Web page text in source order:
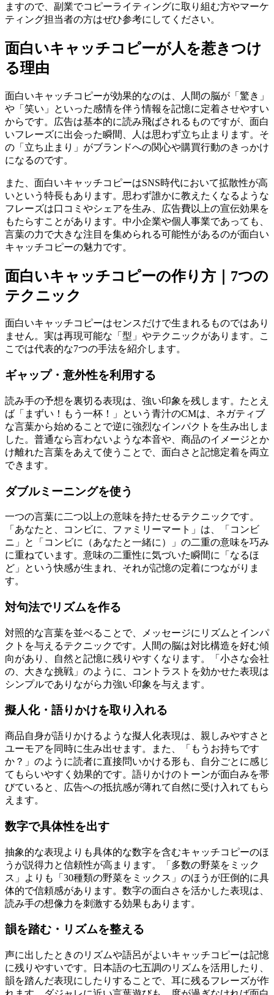
ますので、副業でコピーライティングに取り組む方やマーケ
ティング担当者の方はぜひ参考にしてください。
面白いキャッチコピーが人を惹きつけ
る理由
面白いキャッチコピーが効果的なのは、人間の脳が「驚き」
や「笑い」といった感情を伴う情報を記憶に定着させやすい
からです。広告は基本的に読み飛ばされるものですが、面白
いフレーズに出会った瞬間、人は思わず立ち止まります。そ
の「立ち止まり」がブランドへの関心や購買行動のきっかけ
になるのです。
また、面白いキャッチコピーはSNS時代において拡散性が高
いという特長もあります。思わず誰かに教えたくなるような
フレーズは口コミやシェアを生み、広告費以上の宣伝効果を
もたらすことがあります。中小企業や個人事業であっても、
言葉の力で大きな注目を集められる可能性があるのが面白い
キャッチコピーの魅力です。
面白いキャッチコピーの作り方｜7つの
テクニック
面白いキャッチコピーはセンスだけで生まれるものではあり
ません。実は再現可能な「型」やテクニックがあります。こ
こでは代表的な7つの手法を紹介します。
ギャップ・意外性を利用する
読み手の予想を裏切る表現は、強い印象を残します。たとえ
ば「まずい！もう一杯！」という青汁のCMは、ネガティブ
な言葉から始めることで逆に強烈なインパクトを生み出しま
した。普通なら言わないような本音や、商品のイメージとか
け離れた言葉をあえて使うことで、面白さと記憶定着を両立
できます。
ダブルミーニングを使う
一つの言葉に二つ以上の意味を持たせるテクニックです。
「あなたと、コンビに、ファミリーマート」は、「コンビ
ニ」と「コンビに（あなたと一緒に）」の二重の意味を巧み
に重ねています。意味の二重性に気づいた瞬間に「なるほ
ど」という快感が生まれ、それが記憶の定着につながりま
す。
対句法でリズムを作る
対照的な言葉を並べることで、メッセージにリズムとインパ
クトを与えるテクニックです。人間の脳は対比構造を好む傾
向があり、自然と記憶に残りやすくなります。「小さな会社
の、大きな挑戦」のように、コントラストを効かせた表現は
シンプルでありながら力強い印象を与えます。
擬人化・語りかけを取り入れる
商品自身が語りかけるような擬人化表現は、親しみやすさと
ユーモアを同時に生み出せます。また、「もうお持ちです
か？」のように読者に直接問いかける形も、自分ごとに感じ
てもらいやすく効果的です。語りかけのトーンが面白みを帯
びていると、広告への抵抗感が薄れて自然に受け入れてもら
えます。
数字で具体性を出す
抽象的な表現よりも具体的な数字を含むキャッチコピーのほ
うが説得力と信頼性が高まります。「多数の野菜をミック
ス」よりも「30種類の野菜をミックス」のほうが圧倒的に具
体的で信頼感があります。数字の面白さを活かした表現は、
読み手の想像力を刺激する効果もあります。
韻を踏む・リズムを整える
声に出したときのリズムや語呂がよいキャッチコピーは記憶
に残りやすいです。日本語の七五調のリズムを活用したり、
韻を踏んだ表現にしたりすることで、耳に残るフレーズが作